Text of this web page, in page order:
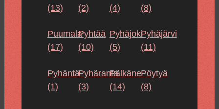
(13)
(2)
(4)
(8)
Puumala
(17)
Pyhtää
(10)
Pyhäjoki
(5)
Pyhäjärvi
(11)
Pyhäntä
(1)
Pyhäranta
(3)
Pälkäne
(14)
Pöytyä
(8)